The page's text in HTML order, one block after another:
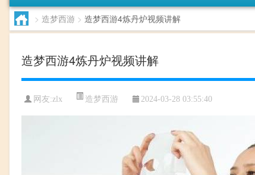
> 造梦西游 > 造梦西游4炼丹炉视频讲解
造梦西游4炼丹炉视频讲解
网友:zlx 造梦西游 2024-03-28 03:55:40